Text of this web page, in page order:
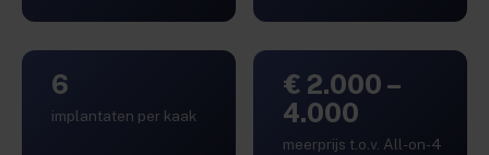
6
implantaten per kaak
€ 2.000 –
4.000
meerprijs t.o.v. All-on-4